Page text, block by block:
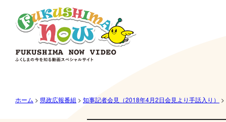
ホーム > 県政広報番組 > 知事記者会見（2018年4月2日会見より手話入り） >